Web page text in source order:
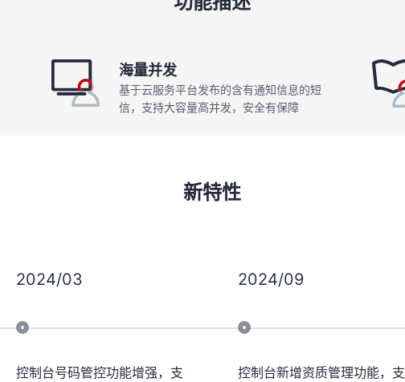
海量并发
基于云服务平台发布的含有通知信息的短
信，支持大容量高并发，安全有保障
新特性
2024/03
控制台号码管控功能增强，支
2024/09
控制台新增资质管理功能，支